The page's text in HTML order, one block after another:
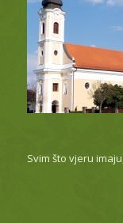
Svim što vjeru